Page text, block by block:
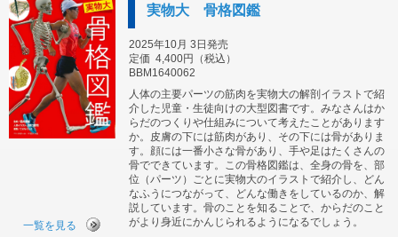
実物大 骨格図鑑
2025年10月 3日発売
定価 4,400円（税込）
BBM1640062
人体の主要パーツの筋肉を実物大の解剖イラストで紹
介した児童・生徒向けの大型図書です。みなさんはか
らだのつくりや仕組みについて考えたことがあります
か。皮膚の下には筋肉があり、その下には骨がありま
す。顔には一番小さな骨があり、手や足はたくさんの
骨でできています。この骨格図鑑は、全身の骨を、部
位（パーツ）ごとに実物大のイラストで紹介し、どん
なふうにつながって、どんな働きをしているのか、解
説しています。骨のことを知ることで、からだのこと
がより身近にかんじられるようになるでしょう。
一覧を見る